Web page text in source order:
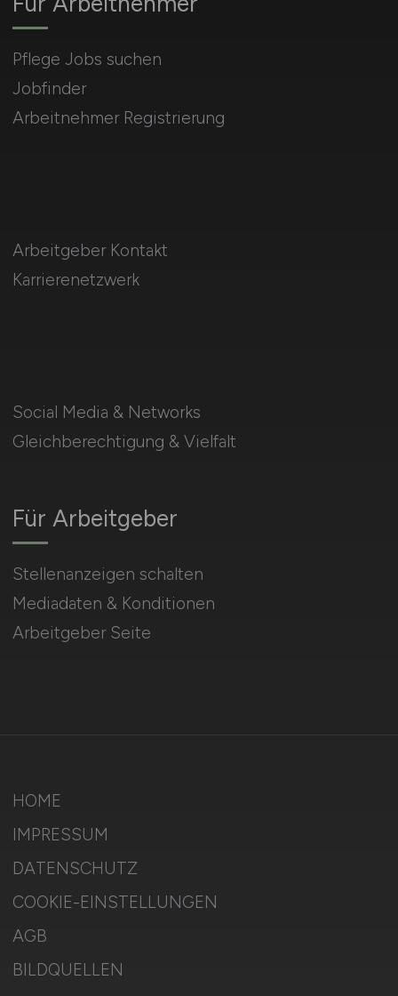
Pflege Jobs suchen
Jobfinder
Arbeitnehmer Registrierung
Social Media & Networks
Gleichberechtigung & Vielfalt
Für Arbeitgeber
Stellenanzeigen schalten
Mediadaten & Konditionen
Arbeitgeber Seite
Arbeitgeber Kontakt
Karrierenetzwerk
HOME
IMPRESSUM
DATENSCHUTZ
COOKIE-EINSTELLUNGEN
AGB
BILDQUELLEN